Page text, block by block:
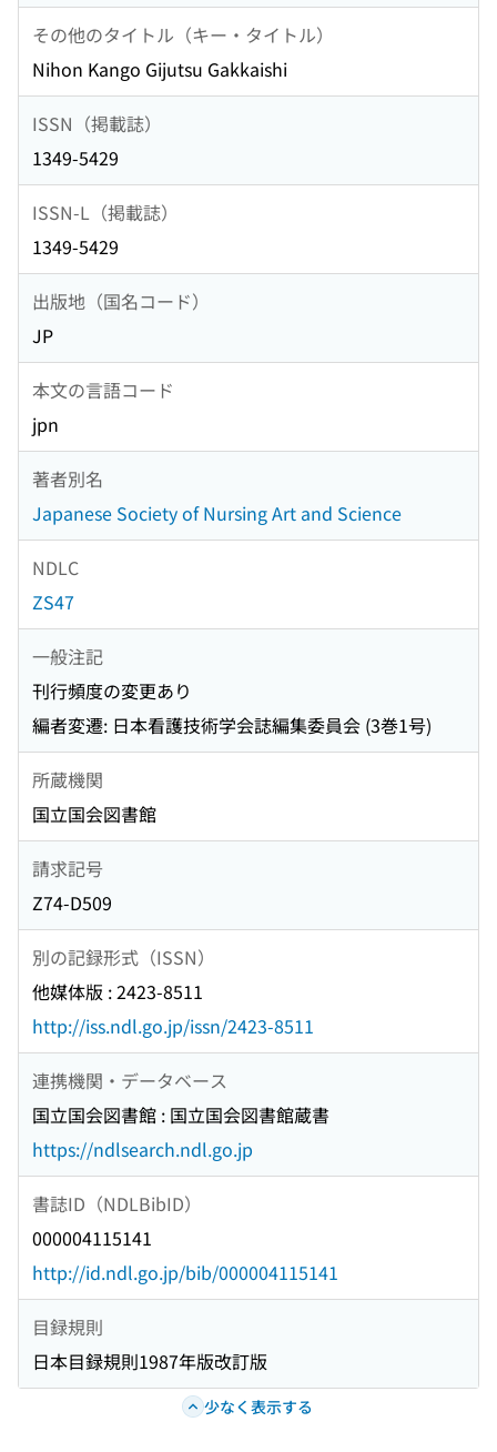
その他のタイトル（キー・タイトル）
Nihon Kango Gijutsu Gakkaishi
ISSN（掲載誌）
1349-5429
ISSN-L（掲載誌）
1349-5429
出版地（国名コード）
JP
本文の言語コード
jpn
著者別名
Japanese Society of Nursing Art and Science
NDLC
ZS47
一般注記
刊行頻度の変更あり
編者変遷: 日本看護技術学会誌編集委員会 (3巻1号)
所蔵機関
国立国会図書館
請求記号
Z74-D509
別の記録形式（ISSN）
他媒体版 : 2423-8511
http://iss.ndl.go.jp/issn/2423-8511
連携機関・データベース
国立国会図書館 : 国立国会図書館蔵書
https://ndlsearch.ndl.go.jp
書誌ID（NDLBibID）
000004115141
http://id.ndl.go.jp/bib/000004115141
目録規則
日本目録規則1987年版改訂版
少なく表示する